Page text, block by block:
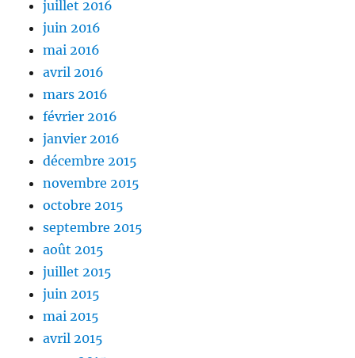
juillet 2016
juin 2016
mai 2016
avril 2016
mars 2016
février 2016
janvier 2016
décembre 2015
novembre 2015
octobre 2015
septembre 2015
août 2015
juillet 2015
juin 2015
mai 2015
avril 2015